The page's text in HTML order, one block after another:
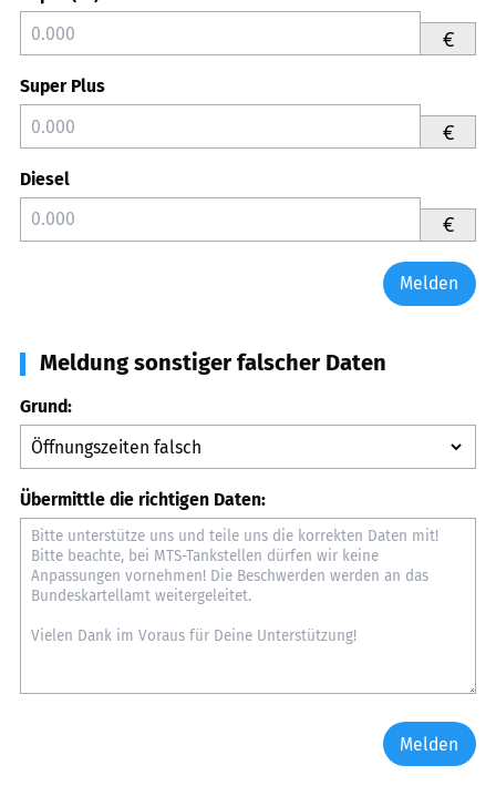
€
Super Plus
€
Diesel
€
Melden
Meldung sonstiger falscher Daten
Grund:
Übermittle die richtigen Daten:
Melden